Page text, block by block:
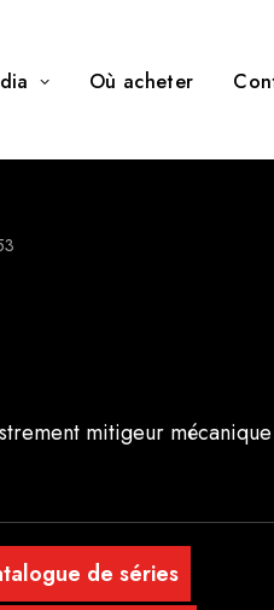
Où acheter
mitigeur
de séries